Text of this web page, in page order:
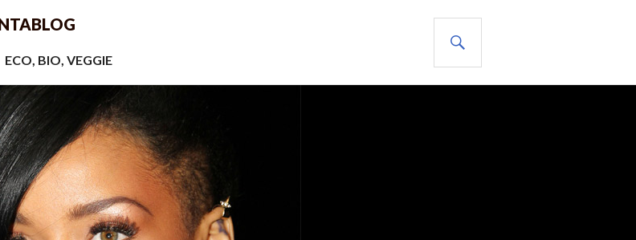
ECO, BIO, VEGGIE